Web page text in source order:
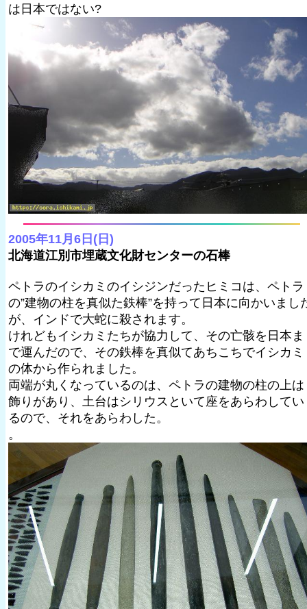
は日本ではない?
2005年11月6日(日)
北海道江別市埋蔵文化財センターの石棒
ペトラのイシカミのイシジンだったヒミコは、ペトラ
の”建物の柱を真似た鉄棒”を持って日本に向かいまし
が、インドで大蛇に殺されます。
けれどもイシカミたちが協力して、その亡骸を日本ま
で運んだので、その鉄棒を真似てあちこちでイシカミ
の体から作られました。
両端が丸くなっているのは、ペトラの建物の柱の上は
飾りがあり、土台はシリウスといて座をあらわしてい
るので、それをあらわした。
。